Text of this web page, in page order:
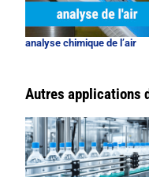
analyse chimique de l’air
Autres applications